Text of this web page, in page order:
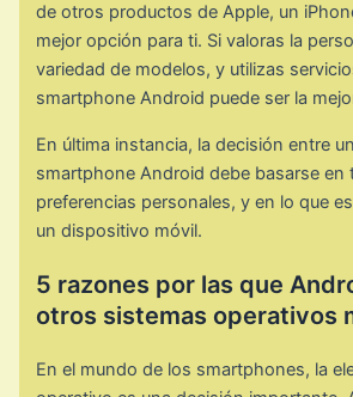
de otros productos de Apple, un
mejor opción para ti. Si valoras la
variedad de modelos, y utilizas
smartphone Android puede ser la
En última instancia, la decisión entre
smartphone Android debe basarse en
preferencias personales, y en lo que
un dispositivo móvil.
5 razones por las que
otros sistemas operativos
En el mundo de los smartphones, la